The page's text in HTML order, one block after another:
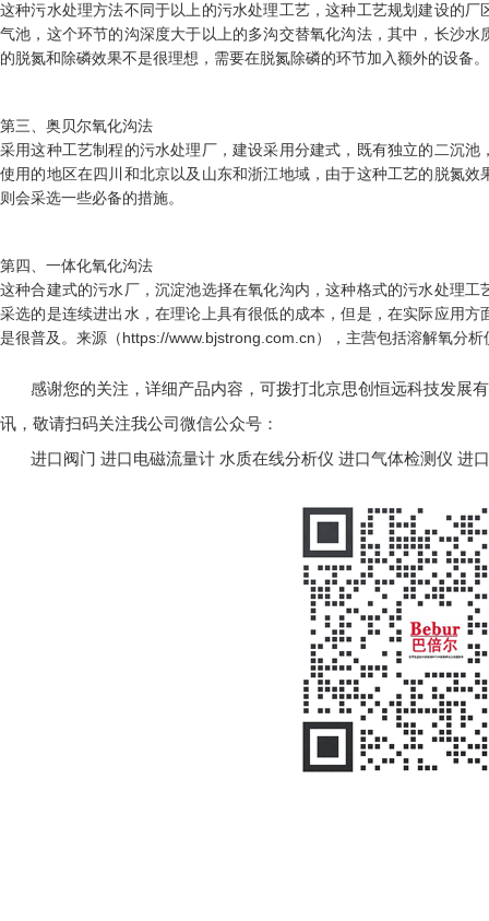
这种污水处理方法不同于以上的污水处理工艺，这种工艺规划建设的
气池，这个环节的沟深度大于以上的多沟交替氧化沟法，其中，长沙
的脱氮和除磷效果不是很理想，需要在脱氮除磷的环节加入额外的设备。
第三、奥贝尔氧化沟法
采用这种工艺制程的污水处理厂，建设采用分建式，既有独立的二沉
使用的地区在四川和北京以及山东和浙江地域，由于这种工艺的脱氮
则会采选一些必备的措施。
第四、一体化氧化沟法
这种合建式的污水厂，沉淀池选择在氧化沟内，这种格式的污水处理
采选的是连续进出水，在理论上具有很低的成本，但是，在实际应用
是很普及。 来源（https://www.bjstrong.com.cn），主营包括溶解氧分析
感谢您的关注，详细产品内容，可拨打北京思创恒远科技发展
讯，敬请扫码关注我公司微信公众号：
进口阀门 进口电磁流量计 水质在线分析仪 进口气体检测仪 进